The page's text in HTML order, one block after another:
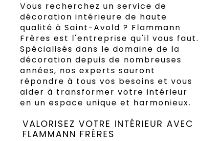
Vous recherchez un service de
décoration intérieure de haute
qualité à Saint-Avold ? Flammann
Frères est l'entreprise qu'il vous faut.
Spécialisés dans le domaine de la
décoration depuis de nombreuses
années, nos experts sauront
répondre à tous vos besoins et vous
aider à transformer votre intérieur
en un espace unique et harmonieux.
VALORISEZ VOTRE INTÉRIEUR AVEC
FLAMMANN FRÈRES